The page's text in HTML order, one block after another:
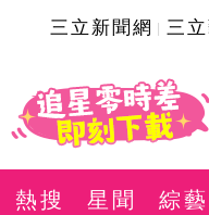
三立新聞網 三
熱搜 星聞 綜藝